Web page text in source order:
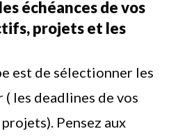
échéances de vos
projets et les
est de sélectionner les
( les deadlines de vos
Pensez aux